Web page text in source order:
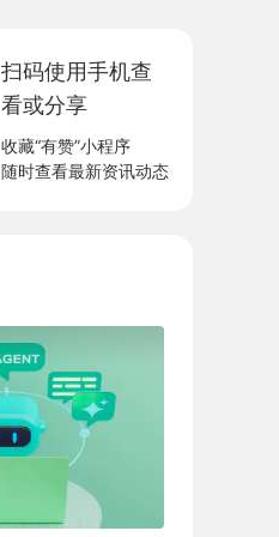
扫码使用手机查
看或分享
收藏“有赞”小程序
随时查看最新资讯动态